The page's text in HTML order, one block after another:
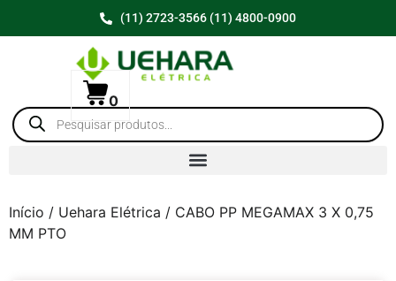
(11) 2723-3566 (11) 4800-0900
0
Início / Uehara Elétrica / CABO PP MEGAMAX 3 X 0,75
MM PTO